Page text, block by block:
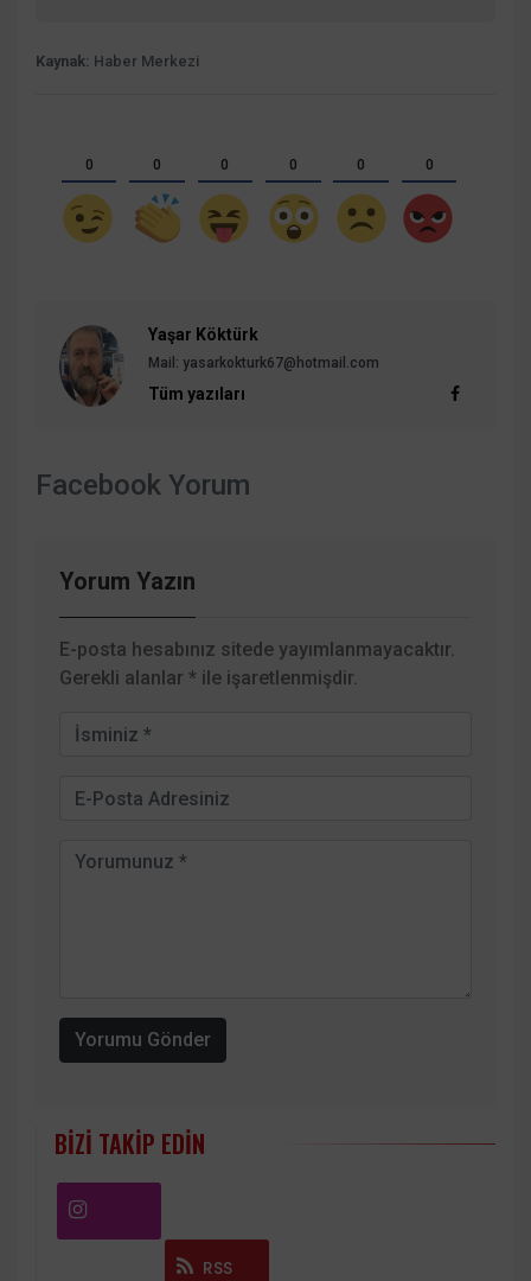
Kaynak: Haber Merkezi
0 0 0 0 0 0
Yaşar Köktürk
Mail: yasarkokturk67@hotmail.com
Tüm yazıları
Facebook Yorum
Yorum Yazın
E-posta hesabınız sitede yayımlanmayacaktır.
Gerekli alanlar * ile işaretlenmişdir.
Yorumu Gönder
BIZI TAKIP EDIN
RSS